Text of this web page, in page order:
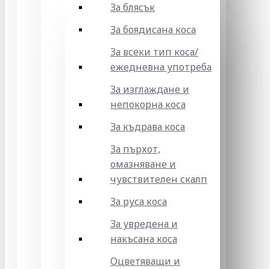
За блясък
За боядисана коса
За всеки тип коса/
ежедневна употреба
За изглаждане и
непокорна коса
За къдрава коса
За пърхот,
омазняване и
чувствителен скалп
За руса коса
За увредена и
накъсана коса
Оцветяващи и